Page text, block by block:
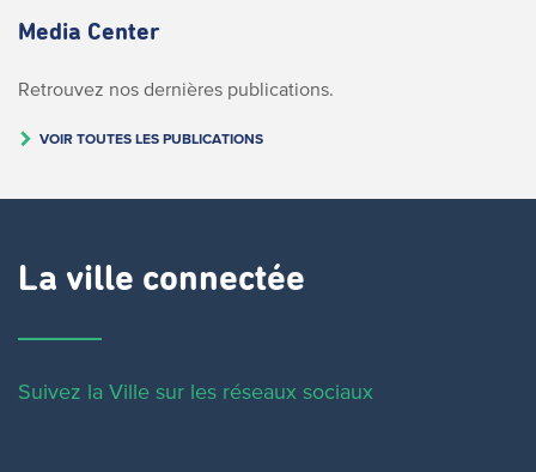
Media Center
Retrouvez nos dernières publications.
VOIR TOUTES LES PUBLICATIONS
La ville connectée
Suivez la Ville sur les réseaux sociaux